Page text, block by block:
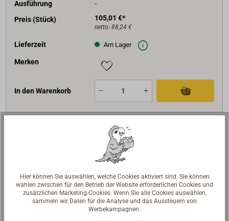
Ausführung
-
Preis (Stück)
105,01 €*
netto: 88,24 €
Lieferzeit Am Lager
Merken
In den Warenkorb
1170-011
L (mm)
70
D (mm)
35
Hier können Sie auswählen, welche Cookies aktiviert sind. Sie können
wählen zwischen für den Betrieb der Website erforderlichen Cookies und
zusätzlichen Marketing-Cookies. Wenn Sie alle Cookies auswählen,
sammeln wir Daten für die Analyse und das Aussteuern von
Werbekampagnen.